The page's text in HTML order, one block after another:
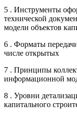
5 . Инструменты
технической
модели объектов
6 . Форматы
числе открытых
7 . Принципы
информационной
8 . Уровни
капитального